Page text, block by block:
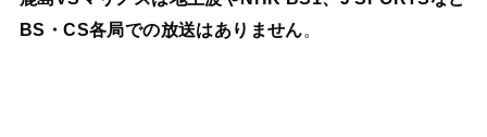
BS・CS各局での放送はありません。